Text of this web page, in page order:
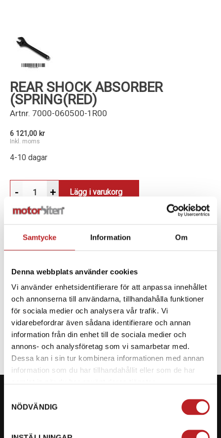
Samtycke Information Om
Denna webbplats använder cookies
Vi använder enhetsidentifierare för att anpassa innehållet
och annonserna till användarna, tillhandahålla funktioner
för sociala medier och analysera vår trafik. Vi
vidarebefordrar även sådana identifierare och annan
information från din enhet till de sociala medier och
annons- och analysföretag som vi samarbetar med.
Dessa kan i sin tur kombinera informationen med annan
information som du har tillhandahållit eller som de har
NÖDVÄNDIG
REAR SHOCK ABSORBER
(SPRING(RED)
Artnr. 7000-060500-1R00
6 121,00 kr
Inkl. moms
4-10 dagar
- + Lägg i varukorg
Reservdel CF Moto
SPECIFIKATION